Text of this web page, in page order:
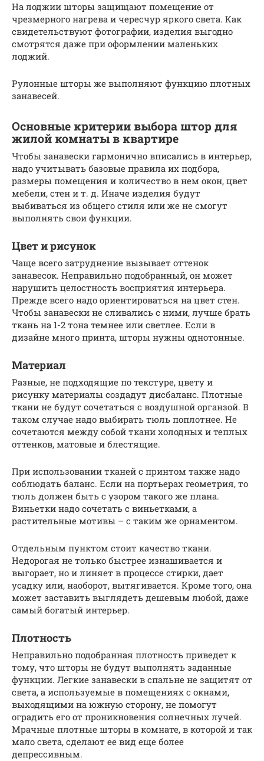
На лоджии шторы защищают помещение от
чрезмерного нагрева и чересчур яркого света. Как
свидетельствуют фотографии, изделия выгодно
смотрятся даже при оформлении маленьких
лоджий.
Рулонные шторы же выполняют функцию плотных
занавесей.
Основные критерии выбора штор для
жилой комнаты в квартире
Чтобы занавески гармонично вписались в интерьер,
надо учитывать базовые правила их подбора,
размеры помещения и количество в нем окон, цвет
мебели, стен и т. д. Иначе изделия будут
выбиваться из общего стиля или же не смогут
выполнять свои функции.
Цвет и рисунок
Чаще всего затруднение вызывает оттенок
занавесок. Неправильно подобранный, он может
нарушить целостность восприятия интерьера.
Прежде всего надо ориентироваться на цвет стен.
Чтобы занавески не сливались с ними, лучше брать
ткань на 1-2 тона темнее или светлее. Если в
дизайне много принта, шторы нужны однотонные.
Материал
Разные, не подходящие по текстуре, цвету и
рисунку материалы создадут дисбаланс. Плотные
ткани не будут сочетаться с воздушной органзой. В
таком случае надо выбирать тюль поплотнее. Не
сочетаются между собой ткани холодных и теплых
оттенков, матовые и блестящие.
При использовании тканей с принтом также надо
соблюдать баланс. Если на портьерах геометрия, то
тюль должен быть с узором такого же плана.
Виньетки надо сочетать с виньетками, а
растительные мотивы – с таким же орнаментом.
Отдельным пунктом стоит качество ткани.
Недорогая не только быстрее изнашивается и
выгорает, но и линяет в процессе стирки, дает
усадку или, наоборот, вытягивается. Кроме того, она
может заставить выглядеть дешевым любой, даже
самый богатый интерьер.
Плотность
Неправильно подобранная плотность приведет к
тому, что шторы не будут выполнять заданные
функции. Легкие занавески в спальне не защитят от
света, а используемые в помещениях с окнами,
выходящими на южную сторону, не помогут
оградить его от проникновения солнечных лучей.
Мрачные плотные шторы в комнате, в которой и так
мало света, сделают ее вид еще более
депрессивным.